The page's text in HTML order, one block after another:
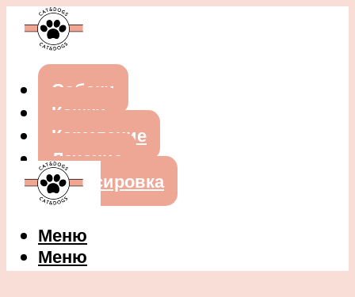
Собаки
Кошки
Кормление
Лечение
Дрессировка
Меню
Меню